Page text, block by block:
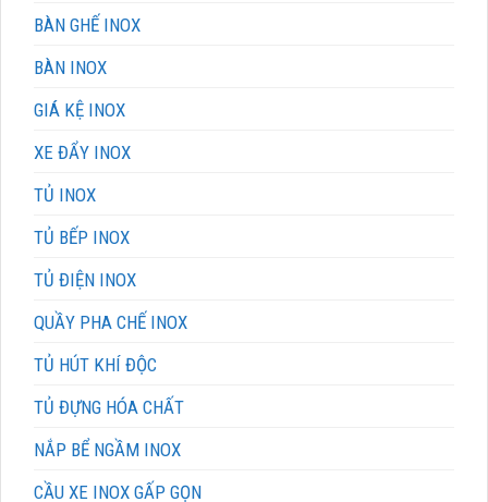
BÀN GHẾ INOX
BÀN INOX
GIÁ KỆ INOX
XE ĐẨY INOX
TỦ INOX
TỦ BẾP INOX
TỦ ĐIỆN INOX
QUẦY PHA CHẾ INOX
TỦ HÚT KHÍ ĐỘC
TỦ ĐỰNG HÓA CHẤT
NẮP BỂ NGẦM INOX
CẦU XE INOX GẤP GỌN